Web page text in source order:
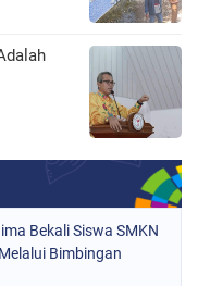
Bekali Siswa SMKN
Bimbingan